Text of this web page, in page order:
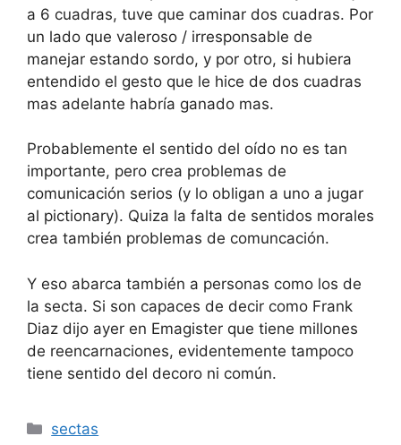
a 6 cuadras, tuve que caminar dos cuadras. Por
un lado que valeroso / irresponsable de
manejar estando sordo, y por otro, si hubiera
entendido el gesto que le hice de dos cuadras
mas adelante habría ganado mas.
Probablemente el sentido del oído no es tan
importante, pero crea problemas de
comunicación serios (y lo obligan a uno a jugar
al pictionary). Quiza la falta de sentidos morales
crea también problemas de comuncación.
Y eso abarca también a personas como los de
la secta. Si son capaces de decir como Frank
Diaz dijo ayer en Emagister que tiene millones
de reencarnaciones, evidentemente tampoco
tiene sentido del decoro ni común.
Categorías
sectas